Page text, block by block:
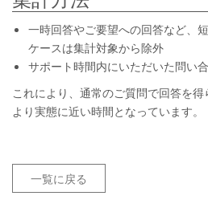
一時回答やご要望への回答など、
ケースは集計対象から除外
サポート時間内にいただいた問い
これにより、通常のご質問で回答を得
より実態に近い時間となっています。
一覧に戻る